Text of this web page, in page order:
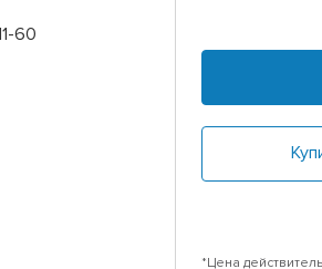
60
*Цена